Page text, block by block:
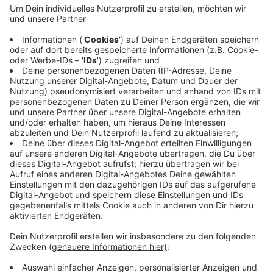
der neue Besitzer soll die Schwebebahn öffentlich
Mit dem Verkauf will die Einrichtung die
entstandenen Kosten für die Schwebebahn decken
und das geplante Projekt stattdessen mit einem
Bauwagen umsetzen.
Zur Versteigerung
Veröffentlicht:Dienstag, 22.10.2019 16:04
Anzeige